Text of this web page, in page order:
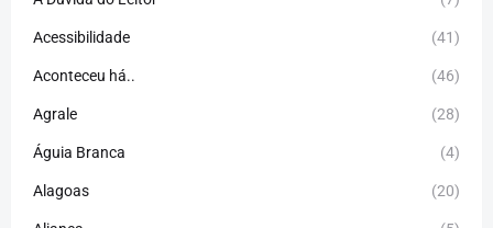
Acessibilidade (41)
Aconteceu há.. (46)
Agrale (28)
Águia Branca (4)
Alagoas (20)